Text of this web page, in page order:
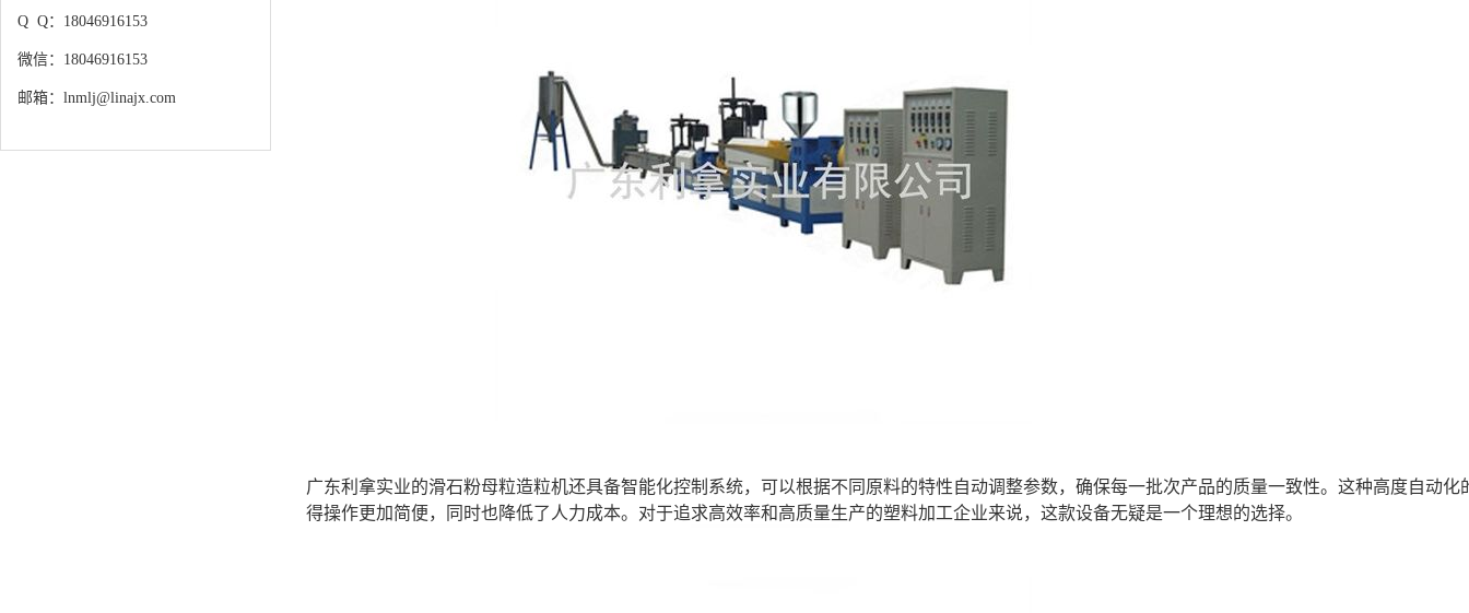
Q Q：18046916153
微信：18046916153
邮箱：lnmlj@linajx.com
广东利拿实业的滑石粉母粒造粒机还具备智能化控制系统，可以根据不同原料的特性自动调整参数，确保每一批次产品的质量一致性。这种高度自动化
得操作更加简便，同时也降低了人力成本。对于追求高效率和高质量生产的塑料加工企业来说，这款设备无疑是一个理想的选择。